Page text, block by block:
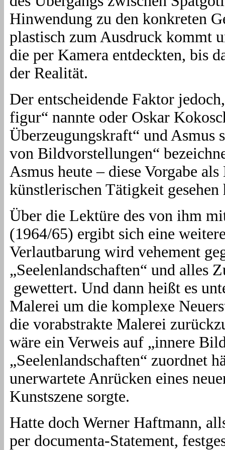
Hinwendung zu den konkreten
plastisch zum Ausdruck kommt
die per Kamera entdeckten, bis
der Realität.
Der entscheidende Faktor
figur“ nannte oder Oskar
Überzeugungskraft“ und Asmus
von Bildvorstellungen“
Asmus heute – diese Vorgabe
künstlerischen Tätigkeit
Über die Lektüre des von ihm
(1964/65) ergibt sich eine
Verlautbarung wird vehement
„Seelenlandschaften“ und
gewettert. Und dann heißt es
Malerei um die komplexe
die vorabstrakte Malerei
wäre ein Verweis auf „innere
„Seelenlandschaften“ zuordnet
unerwartete Anrücken eines
Kunstszene sorgte.
Hatte doch Werner Haftmann,
per documenta-Statement,